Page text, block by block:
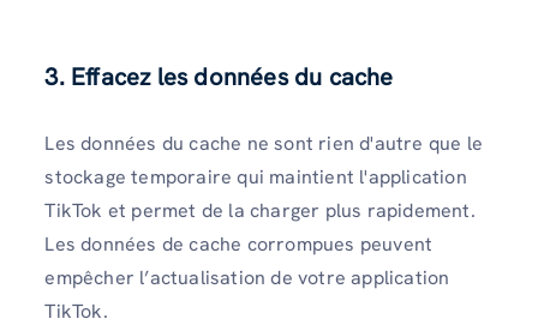
3. Effacez les données du cache
Les données du cache ne sont rien d'autre que le
stockage temporaire qui maintient l'application
TikTok et permet de la charger plus rapidement.
Les données de cache corrompues peuvent
empêcher l’actualisation de votre application
TikTok.